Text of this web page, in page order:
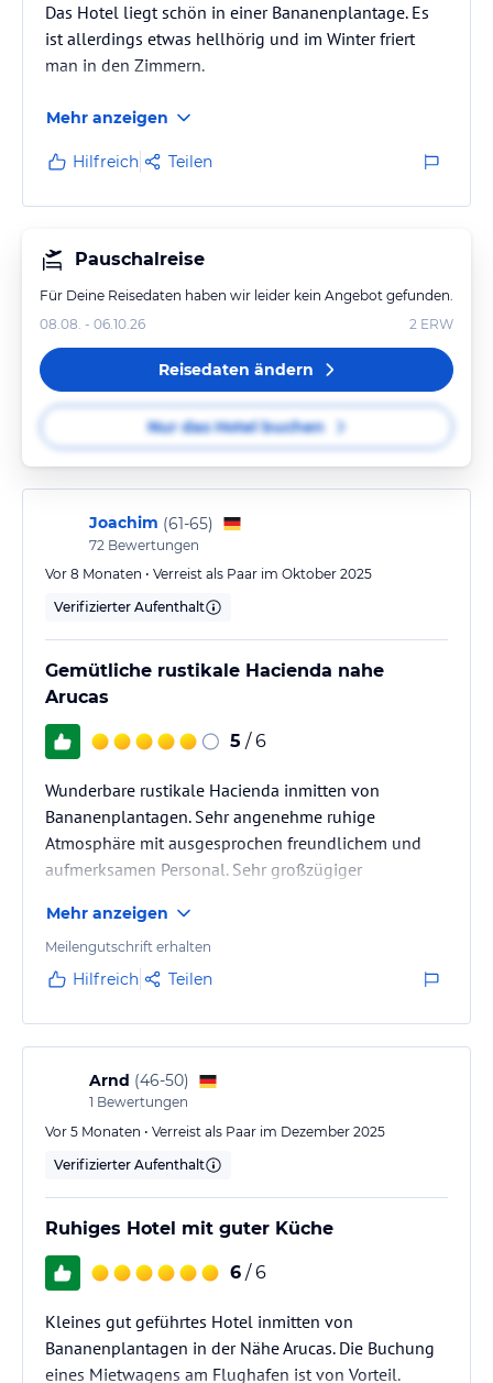
Das Hotel liegt schön in einer Bananenplantage. Es
ist allerdings etwas hellhörig und im Winter friert
man in den Zimmern.
Mehr anzeigen
Hilfreich Teilen
Pauschalreise
Für Deine Reisedaten haben wir leider kein Angebot gefunden.
08.08. - 06.10.26
2 ERW
Reisedaten ändern
Nur das Hotel buchen
Joachim (61-65)
72 Bewertungen
Vor 8 Monaten • Verreist als Paar im Oktober 2025
Verifizierter Aufenthalt
Gemütliche rustikale Hacienda nahe
Arucas
5 / 6
Wunderbare rustikale Hacienda inmitten von
Bananenplantagen. Sehr angenehme ruhige
Atmosphäre mit ausgesprochen freundlichem und
aufmerksamen Personal. Sehr großzügiger
Es ist eine Hacienda Rural, d.h. keine Zimmer im
modernen 5-Sterne Format sondern herrlich alte
Mehr anzeigen
Meilengutschrift erhalten
Hilfreich Teilen
Arnd (46-50)
1 Bewertungen
Vor 5 Monaten • Verreist als Paar im Dezember 2025
Verifizierter Aufenthalt
Ruhiges Hotel mit guter Küche
6 / 6
Kleines gut geführtes Hotel inmitten von
Bananenplantagen in der Nähe Arucas. Die Buchung
eines Mietwagens am Flughafen ist von Vorteil.